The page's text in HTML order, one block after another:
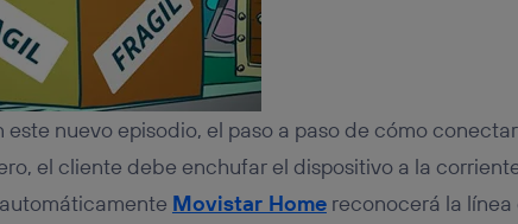
nuevo episodio, el paso a paso de cómo
el cliente debe enchufar el dispositivo a la
Movistar Homereconocerá la línea